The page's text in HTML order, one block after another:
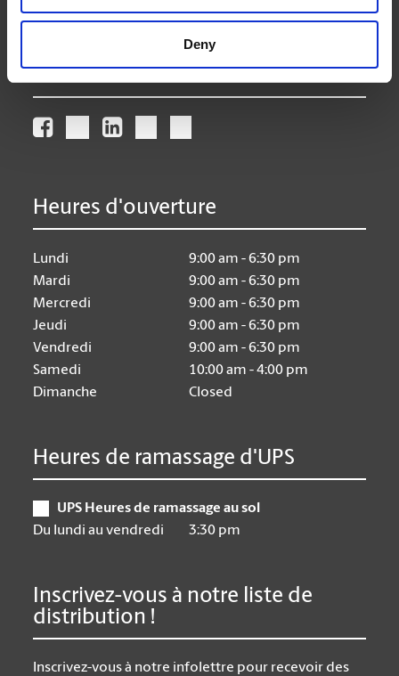
Deny
store230@theupsstore.ca
Nous suivre
Heures d'ouverture
Lundi
9:00 am - 6:30 pm
Mardi
9:00 am - 6:30 pm
Mercredi
9:00 am - 6:30 pm
Jeudi
9:00 am - 6:30 pm
Vendredi
9:00 am - 6:30 pm
Samedi
10:00 am - 4:00 pm
Dimanche
Closed
Heures de ramassage d'UPS
UPS Heures de ramassage au sol
Du lundi au vendredi
3:30 pm
Inscrivez-vous à notre liste de
distribution !
Inscrivez-vous à notre infolettre pour recevoir des